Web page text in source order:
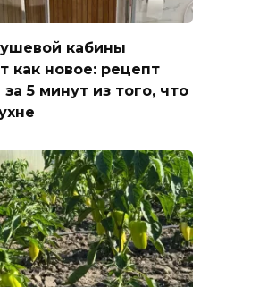
кабины
как новое: рецепт
5 минут из того, что